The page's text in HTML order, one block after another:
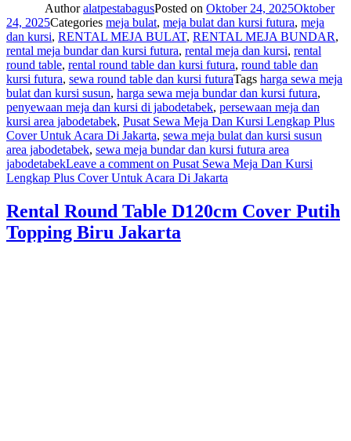
AuthoralatpestabagusPosted on Oktober 24, 2025Oktober
24, 2025Categories meja bulat, meja bulat dan kursi futura, meja
dan kursi, RENTAL MEJA BULAT, RENTAL MEJA BUNDAR,
rental meja bundar dan kursi futura, rental meja dan kursi, rental
round table, rental round table dan kursi futura, round table dan
kursi futura, sewa round table dan kursi futuraTags harga sewa meja
bulat dan kursi susun, harga sewa meja bundar dan kursi futura,
penyewaan meja dan kursi di jabodetabek, persewaan meja dan
kursi area jabodetabek, Pusat Sewa Meja Dan Kursi Lengkap Plus
Cover Untuk Acara Di Jakarta, sewa meja bulat dan kursi susun
area jabodetabek, sewa meja bundar dan kursi futura area
jabodetabekLeave a comment on Pusat Sewa Meja Dan Kursi
Lengkap Plus Cover Untuk Acara Di Jakarta
Rental Round Table D120cm Cover Putih
Topping Biru Jakarta